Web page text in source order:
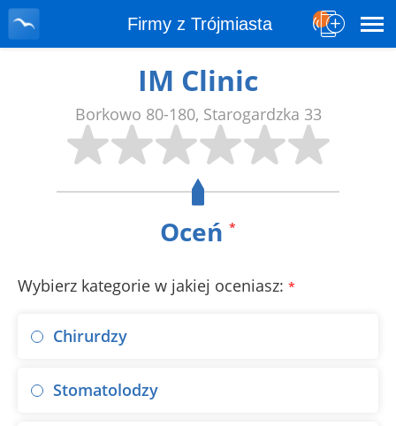
Firmy z Trójmiasta
IM Clinic
Borkowo 80-180, Starogardzka 33
Oceń *
Wybierz kategorie w jakiej oceniasz: *
Chirurdzy
Stomatolodzy